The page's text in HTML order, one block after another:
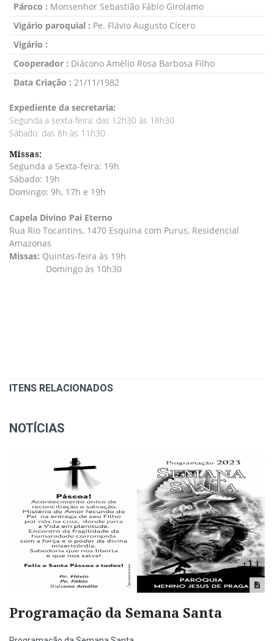
Pároco : Monsenhor Sebastião Fábio Girolamo
Vigário paroquial : Pe. Flávio Augusto Cícero
Vigário :
Cooperador : Diácono Amélio Rosa Barbosa Filho
Data Criação : 21/11/1982
Expediente da secretaria:
Segunda a sexta-feira: das 12h30 às 18h30
Sábado: das 8h às 11h30
Missas:
Segunda a Sexta-feira: 19h
Sábado: 19h
Domingo: 9h, 17h e 19h
Capela Divino Pai Eterno
Rua Rio Tocantins, 1470 Esquina com Purus, Residencial
Amazonas
Missas: Quintas-feira às 19h
Domingo às 10h30
ITENS RELACIONADOS
NOTÍCIAS
Programação
Programação da Semana Santa